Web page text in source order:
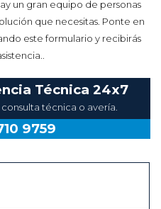
un gran equipo de personas
que necesitas. Ponte en
este formulario y recibirás
Técnica 24x7
técnica o avería.
9759